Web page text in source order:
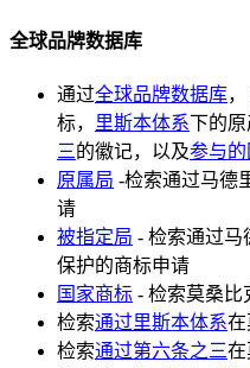
全球品牌数据库
通过全球品牌数据库
标，
里斯本体系下的原
三的徽记，以及参与
原属局 -检索通过马德
请
被指定局 - 检索通过马
保护的商标申请
国家商标 - 检索莫桑比
检索通过里斯本体系在
检索通过第六条之三在